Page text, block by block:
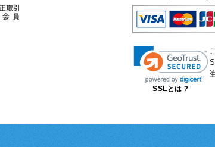
SSLとは？